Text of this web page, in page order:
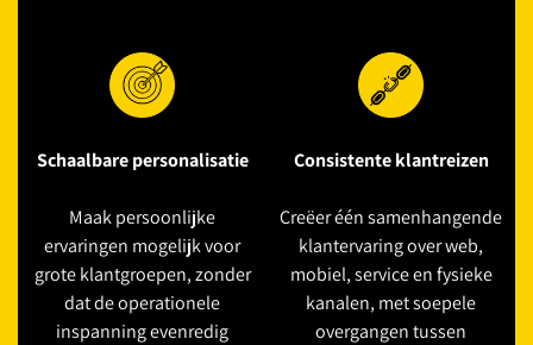
Schaalbare personalisatie
Maak persoonlijke
ervaringen mogelijk voor
grote klantgroepen, zonder
dat de operationele
inspanning evenredig
Consistente klantreizen
Creëer één samenhangende
klantervaring over web,
mobiel, service en fysieke
kanalen, met soepele
overgangen tussen